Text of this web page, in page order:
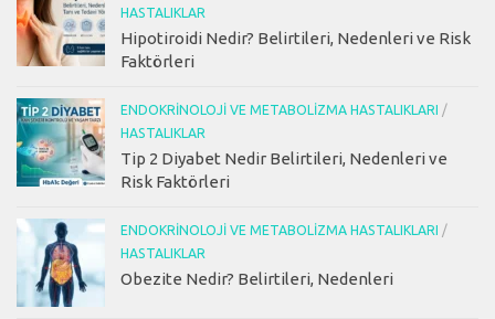
HASTALIKLAR
Hipotiroidi Nedir? Belirtileri, Nedenleri ve Risk
Faktörleri
ENDOKRINOLOJI VE METABOLIZMA HASTALIKLARI
/
HASTALIKLAR
Tip 2 Diyabet Nedir Belirtileri, Nedenleri ve
Risk Faktörleri
ENDOKRINOLOJI VE METABOLIZMA HASTALIKLARI
/
HASTALIKLAR
Obezite Nedir? Belirtileri, Nedenleri